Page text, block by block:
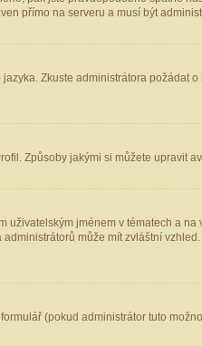
přímo na serveru a musí být
Zkuste administrátora
Způsoby jakými si můžete
jménem v tématech a
může mít zvláštní
(pokud administrátor tuto